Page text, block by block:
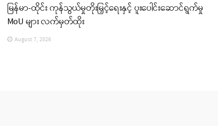
မြန်မာ-ထိုင်း ကုန်သွယ်မှုတိုးမြှင့်ရေးနှင့် ပူးပေါင်းဆောင်ရွက်မှု
MoU များ လက်မှတ်ထိုး
August 7, 2026